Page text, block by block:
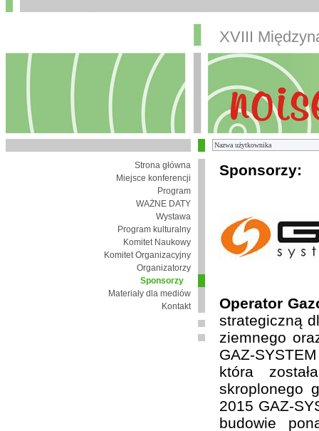
XVIII
Strona główna
Miejsce konferencji
Program
WAŻNE DATY
Wystawa
Program kulturalny
Komitet Naukowy
Komitet Organizacyjny
Organizatorzy
Sponsorzy
Materiały dla mediów
Kontakt
Sponsorzy:
Operator
strategiczną
ziemnego
GAZ-
która
skroplonego
2015 GAZ-
budowie